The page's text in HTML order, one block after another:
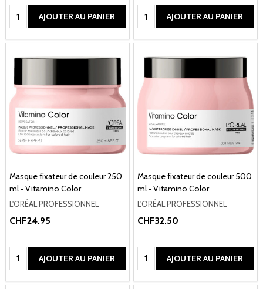
Quantité:AJOUTER AU PANIER Quantité:AJOUTER AU PANIER
Masque fixateur de couleur 250
ml • Vitamino Color
L'ORÉAL PROFESSIONNEL
CHF24.95
Quantité:AJOUTER AU PANIER
Masque fixateur de couleur 500
ml • Vitamino Color
L'ORÉAL PROFESSIONNEL
CHF32.50
Quantité:AJOUTER AU PANIER